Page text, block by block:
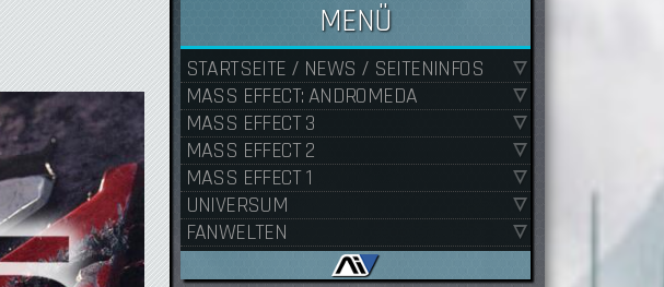
MENÜ
STARTSEITE / NEWS / SEITENINFOS
MASS EFFECT: ANDROMEDA
MASS EFFECT 3
MASS EFFECT 2
MASS EFFECT 1
UNIVERSUM
FANWELTEN